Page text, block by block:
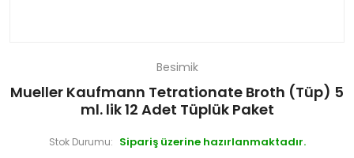
Besimik
Mueller Kaufmann Tetrationate Broth (Tüp) 5
ml. lik 12 Adet Tüplük Paket
Stok Durumu: Sipariş üzerine hazırlanmaktadır.